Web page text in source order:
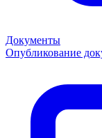
Документы
Опубликование